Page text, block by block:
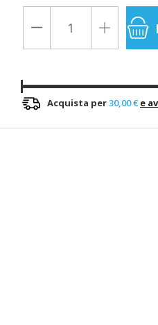
Acquista per30,00 € e